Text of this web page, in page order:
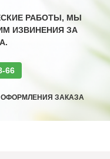
РАБОТЫ, МЫ
ИЗВИНЕНИЯ ЗА
66
ЗАКАЗА